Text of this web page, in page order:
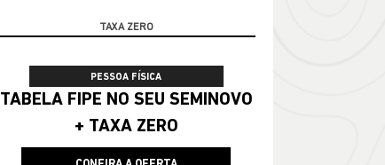
PESSOA FÍSICA
TABELA FIPE NO SEU SEMINOVO
+ TAXA ZERO